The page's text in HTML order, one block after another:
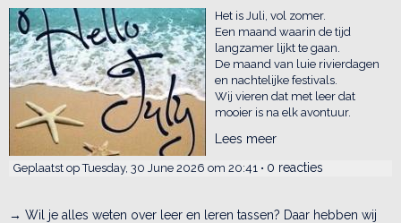
Het is Juli, vol zomer.
Een maand waarin de tijd
langzamer lijkt te gaan.
De maand van luie rivierdagen
en nachtelijke festivals.
Wij vieren dat met leer dat
mooier is na elk avontuur.
Lees meer
Geplaatst op Tuesday, 30 June 2026 om 20:41 • 0 reacties
→ Wil je alles weten over leer en leren tassen? Daar hebben wij